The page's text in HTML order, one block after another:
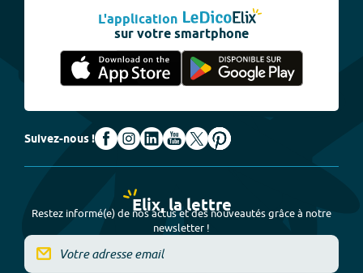
L'application
sur votre smartphone
Suivez-nous !
Elix, la lettre
Restez informé(e) de nos actus et des nouveautés grâce à notre
newsletter !